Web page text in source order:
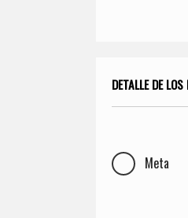
DETALLE DE
Meta